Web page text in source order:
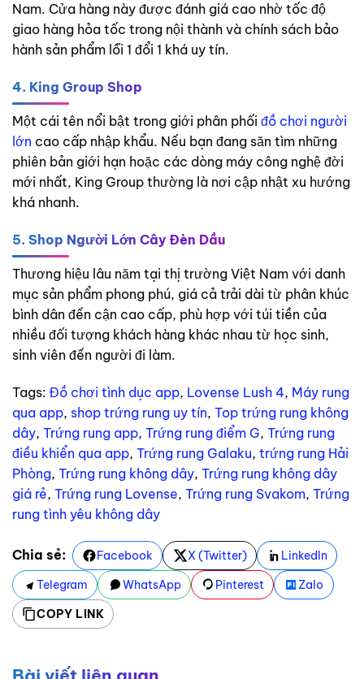
Nam. Cửa hàng này được đánh giá cao nhờ tốc độ
giao hàng hỏa tốc trong nội thành và chính sách bảo
hành sản phẩm lỗi 1 đổi 1 khá uy tín.
4. King Group Shop
Một cái tên nổi bật trong giới phân phối đồ chơi người
lớn cao cấp nhập khẩu. Nếu bạn đang săn tìm những
phiên bản giới hạn hoặc các dòng máy công nghệ đời
mới nhất, King Group thường là nơi cập nhật xu hướng
khá nhanh.
5. Shop Người Lớn Cây Đèn Dầu
Thương hiệu lâu năm tại thị trường Việt Nam với danh
mục sản phẩm phong phú, giá cả trải dài từ phân khúc
bình dân đến cận cao cấp, phù hợp với túi tiền của
nhiều đối tượng khách hàng khác nhau từ học sinh,
sinh viên đến người đi làm.
Tags: Đồ chơi tình dục app, Lovense Lush 4, Máy rung
qua app, shop trứng rung uy tín, Top trứng rung không
dây, Trứng rung app, Trứng rung điểm G, Trứng rung
điều khiển qua app, Trứng rung Galaku, trứng rung Hải
Phòng, Trứng rung không dây, Trứng rung không dây
giá rẻ, Trứng rung Lovense, Trứng rung Svakom, Trứng
rung tình yêu không dây
Chia sẻ: Facebook X (Twitter)
LinkedIn
Telegram
WhatsApp Pinterest
Zalo
COPY LINK